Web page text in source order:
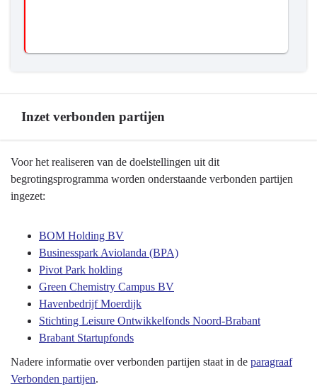
Inzet verbonden partijen
Terug
naar
navigatie
Programma
Economie,
Talentontwikkeling
verbonden
partijen
Voor het realiseren van de doelstellingen uit dit
begrotingsprogramma worden onderstaande verbonden partijen
ingezet:
BOM Holding BV
Businesspark Aviolanda (BPA)
Pivot Park holding
Green Chemistry Campus BV
Havenbedrijf Moerdijk
Stichting Leisure Ontwikkelfonds Noord-Brabant
Brabant Startupfonds
Nadere informatie over verbonden partijen staat in de paragraaf
Verbonden partijen.